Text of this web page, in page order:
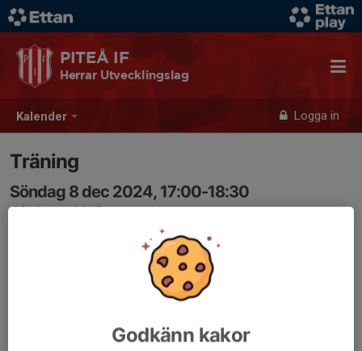
Kalender Logga in
PITEÅ IF
Herrar Utvecklingslag
Träning
Söndag 8 dec 2024, 17:00-18:30
Airdome Nolia
Godkänn kakor